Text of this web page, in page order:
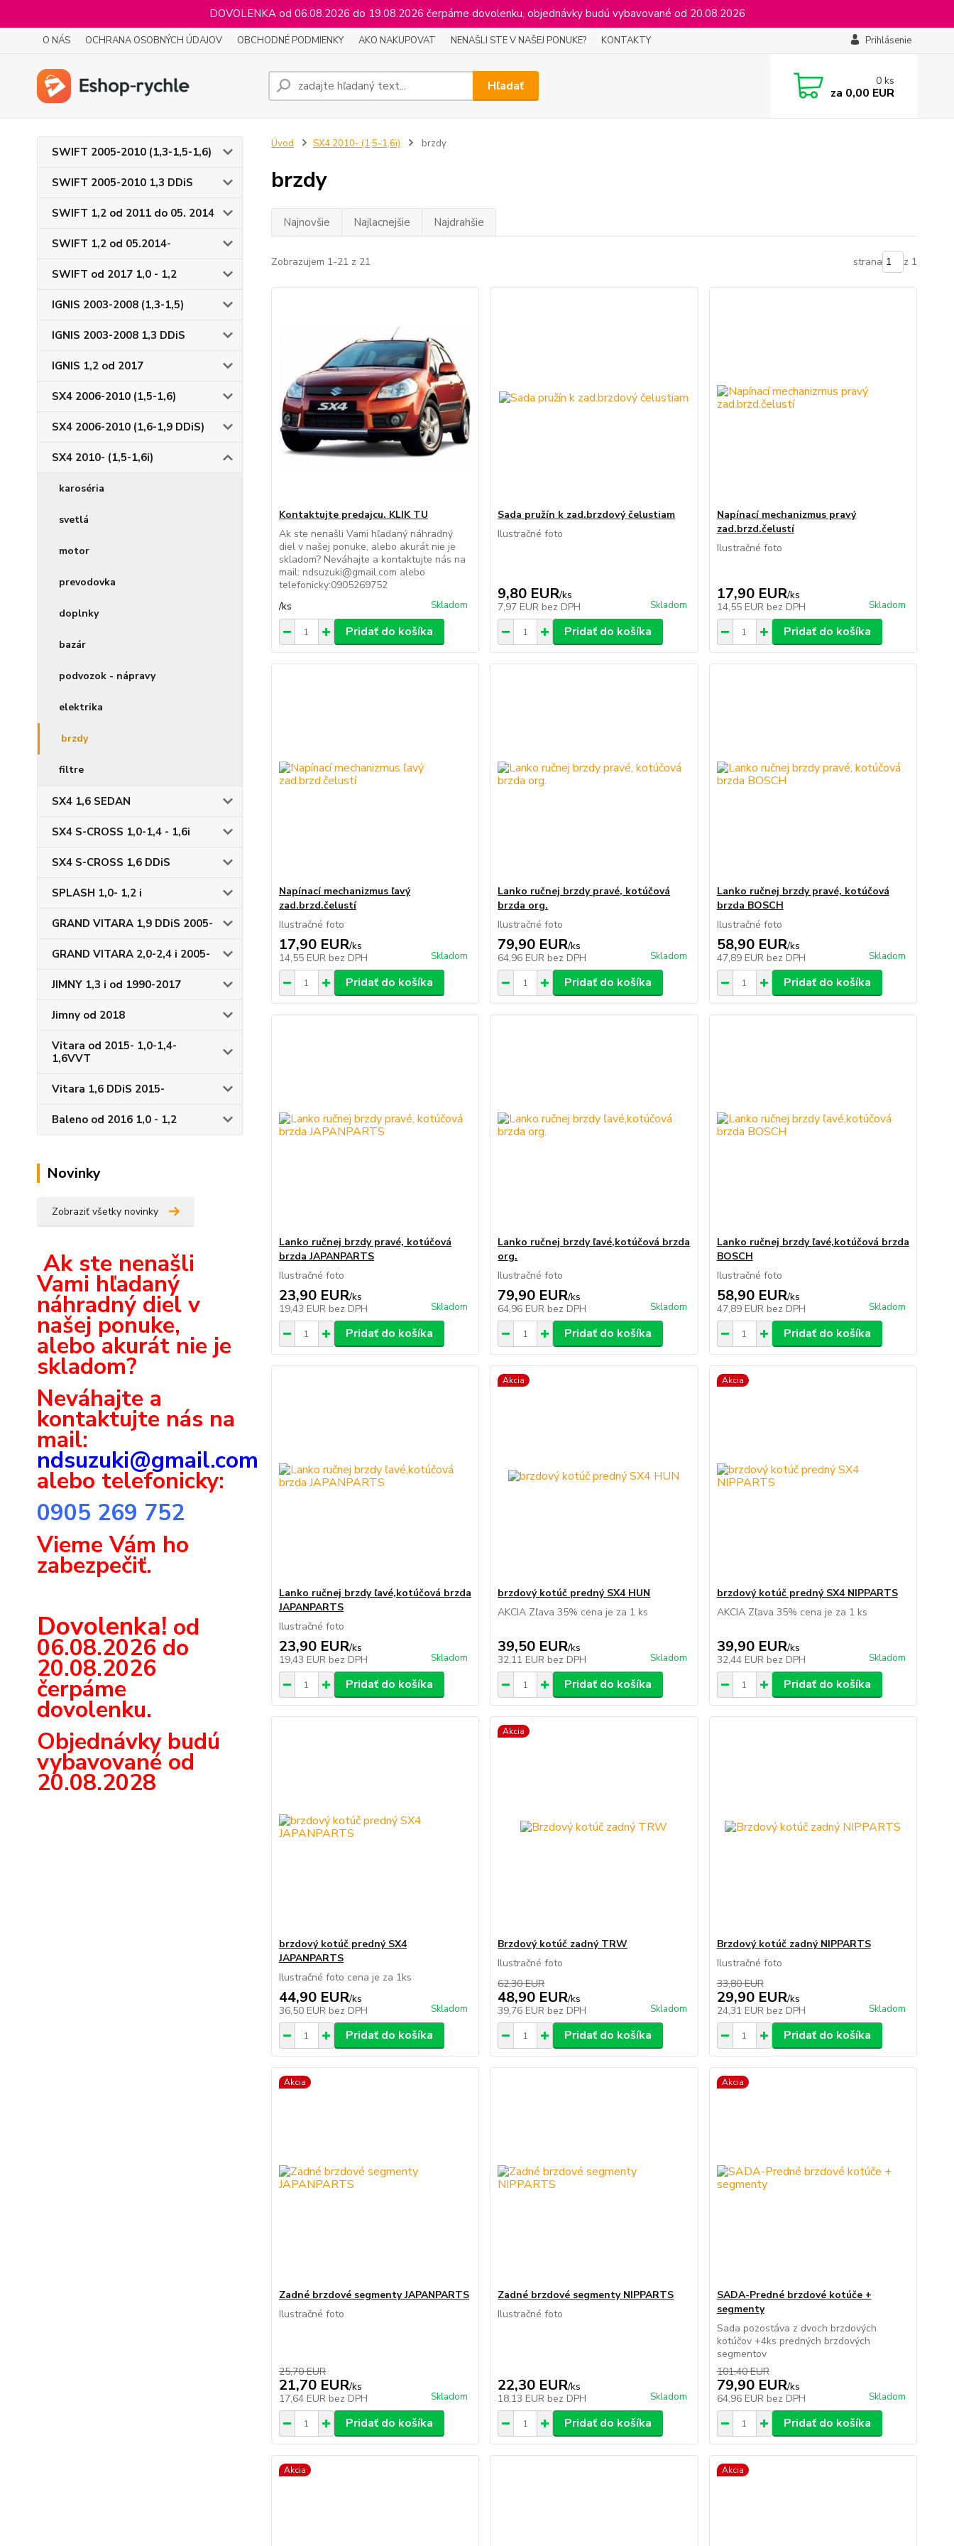
DOVOLENKA od 06.08.2026 do 19.08.2026 čerpáme dovolenku, objednávky budú vybavované od 20.08.2026
O NÁS OCHRANA OSOBNÝCH ÚDAJOV OBCHODNÉ PODMIENKY AKO NAKUPOVAT NENAŠLI STE V NAŠEJ PONUKE? KONTAKTY Prihlásenie
Hľadať 0 ks
za 0,00 EUR
SWIFT 2005-2010 (1,3-1,5-1,6)
SWIFT 2005-2010 1,3 DDiS
SWIFT 1,2 od 2011 do 05. 2014
SWIFT 1,2 od 05.2014-
SWIFT od 2017 1,0 - 1,2
IGNIS 2003-2008 (1,3-1,5)
IGNIS 2003-2008 1,3 DDiS
IGNIS 1,2 od 2017
SX4 2006-2010 (1,5-1,6)
SX4 2006-2010 (1,6-1,9 DDiS)
SX4 2010- (1,5-1,6i)
karoséria
svetlá
motor
prevodovka
doplnky
bazár
podvozok - nápravy
elektrika
brzdy
filtre
SX4 1,6 SEDAN
SX4 S-CROSS 1,0-1,4 - 1,6i
SX4 S-CROSS 1,6 DDiS
SPLASH 1,0- 1,2 i
GRAND VITARA 1,9 DDiS 2005-
GRAND VITARA 2,0-2,4 i 2005-
JIMNY 1,3 i od 1990-2017
Jimny od 2018
Vitara od 2015- 1,0-1,4-
1,6VVT
Vitara 1,6 DDiS 2015-
Baleno od 2016 1,0 - 1,2
Novinky
Zobraziť všetky novinky
Ak ste nenašli
Vami hľadaný
náhradný diel v
našej ponuke,
alebo akurát nie je
skladom?
Neváhajte a
kontaktujte nás na
mail:
ndsuzuki@gmail.com
alebo telefonicky:
0905 269 752
Vieme Vám ho
zabezpečiť.
Dovolenka! od
06.08.2026 do
20.08.2026
čerpáme
dovolenku.
Objednávky budú
vybavované od
20.08.2028
Úvod SX4 2010- (1,5-1,6i) brzdy
brzdy
Najnovšie Najlacnejšie Najdrahšie
Zobrazujem 1-21 z 21 strana z 1
Kontaktujte predajcu. KLIK TU
Ak ste nenašli Vami hľadaný náhradný
diel v našej ponuke, alebo akurát nie je
skladom? Neváhajte a kontaktujte nás na
mail: ndsuzuki@gmail.com alebo
telefonicky:0905269752
/ks Skladom
Pridať do košíka
Sada pružín k zad.brzdový čelustiam
Ilustračné foto
9,80 EUR/ks
7,97 EUR bez DPH Skladom
Pridať do košíka
Napínací mechanizmus pravý
zad.brzd.čelustí
Ilustračné foto
17,90 EUR/ks
14,55 EUR bez DPH Skladom
Pridať do košíka
Napínací mechanizmus ľavý
zad.brzd.čelustí
Ilustračné foto
17,90 EUR/ks
14,55 EUR bez DPH Skladom
Pridať do košíka
Lanko ručnej brzdy pravé, kotúčová
brzda org.
Ilustračné foto
79,90 EUR/ks
64,96 EUR bez DPH Skladom
Pridať do košíka
Lanko ručnej brzdy pravé, kotúčová
brzda BOSCH
Ilustračné foto
58,90 EUR/ks
47,89 EUR bez DPH Skladom
Pridať do košíka
Lanko ručnej brzdy pravé, kotúčová
brzda JAPANPARTS
Ilustračné foto
23,90 EUR/ks
19,43 EUR bez DPH Skladom
Pridať do košíka
Lanko ručnej brzdy ľavé,kotúčová brzda
org.
Ilustračné foto
79,90 EUR/ks
64,96 EUR bez DPH Skladom
Pridať do košíka
Lanko ručnej brzdy ľavé,kotúčová brzda
BOSCH
Ilustračné foto
58,90 EUR/ks
47,89 EUR bez DPH Skladom
Pridať do košíka
Lanko ručnej brzdy ľavé,kotúčová brzda
JAPANPARTS
Ilustračné foto
23,90 EUR/ks
19,43 EUR bez DPH Skladom
Pridať do košíka
Akcia
brzdový kotúč predný SX4 HUN
AKCIA Zľava 35% cena je za 1 ks
39,50 EUR/ks
32,11 EUR bez DPH Skladom
Pridať do košíka
Akcia
brzdový kotúč predný SX4 NIPPARTS
AKCIA Zľava 35% cena je za 1 ks
39,90 EUR/ks
32,44 EUR bez DPH Skladom
Pridať do košíka
brzdový kotúč predný SX4
JAPANPARTS
Ilustračné foto cena je za 1ks
44,90 EUR/ks
36,50 EUR bez DPH Skladom
Pridať do košíka
Akcia
Brzdový kotúč zadný TRW
Ilustračné foto
62,30 EUR
48,90 EUR/ks
39,76 EUR bez DPH Skladom
Pridať do košíka
Brzdový kotúč zadný NIPPARTS
Ilustračné foto
33,80 EUR
29,90 EUR/ks
24,31 EUR bez DPH Skladom
Pridať do košíka
Akcia
Zadné brzdové segmenty JAPANPARTS
Ilustračné foto
25,70 EUR
21,70 EUR/ks
17,64 EUR bez DPH Skladom
Pridať do košíka
Zadné brzdové segmenty NIPPARTS
Ilustračné foto
22,30 EUR/ks
18,13 EUR bez DPH Skladom
Pridať do košíka
Akcia
SADA-Predné brzdové kotúče +
segmenty
Sada pozostáva z dvoch brzdových
kotúčov +4ks predných brzdových
segmentov
101,40 EUR
79,90 EUR/ks
64,96 EUR bez DPH Skladom
Pridať do košíka
Akcia Akcia